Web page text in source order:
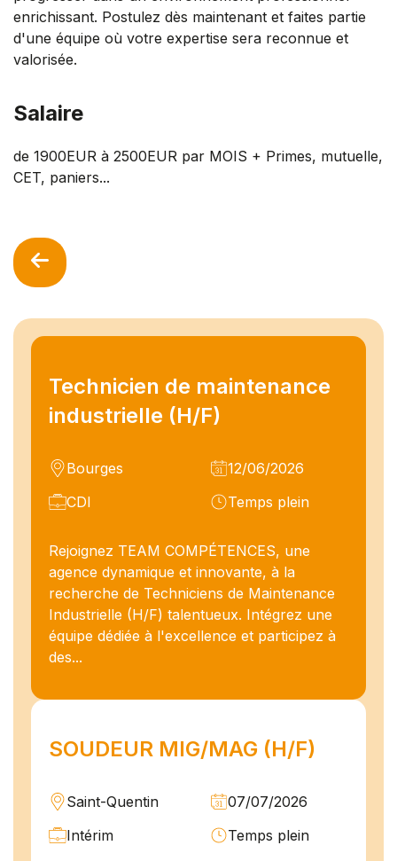
Technicien de maintenance
industrielle (H/F)
Bourges
12/06/2026
CDI
Temps plein
Rejoignez TEAM COMPÉTENCES, une
agence dynamique et innovante, à la
recherche de Techniciens de Maintenance
Industrielle (H/F) talentueux. Intégrez une
équipe dédiée à l'excellence et participez à
des...
SOUDEUR MIG/MAG (H/F)
Saint-Quentin
07/07/2026
Intérim
Temps plein
enrichissant. Postulez dès maintenant et faites partie
d'une équipe où votre expertise sera reconnue et
valorisée.
Salaire
de 1900EUR à 2500EUR par MOIS + Primes, mutuelle,
CET, paniers...